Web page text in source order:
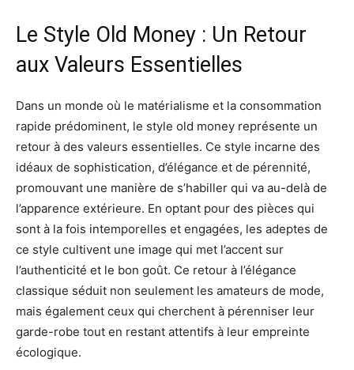
Le Style Old Money : Un Retour
aux Valeurs Essentielles
Dans un monde où le matérialisme et la consommation
rapide prédominent, le style old money représente un
retour à des valeurs essentielles. Ce style incarne des
idéaux de sophistication, d’élégance et de pérennité,
promouvant une manière de s’habiller qui va au-delà de
l’apparence extérieure. En optant pour des pièces qui
sont à la fois intemporelles et engagées, les adeptes de
ce style cultivent une image qui met l’accent sur
l’authenticité et le bon goût. Ce retour à l’élégance
classique séduit non seulement les amateurs de mode,
mais également ceux qui cherchent à pérenniser leur
garde-robe tout en restant attentifs à leur empreinte
écologique.